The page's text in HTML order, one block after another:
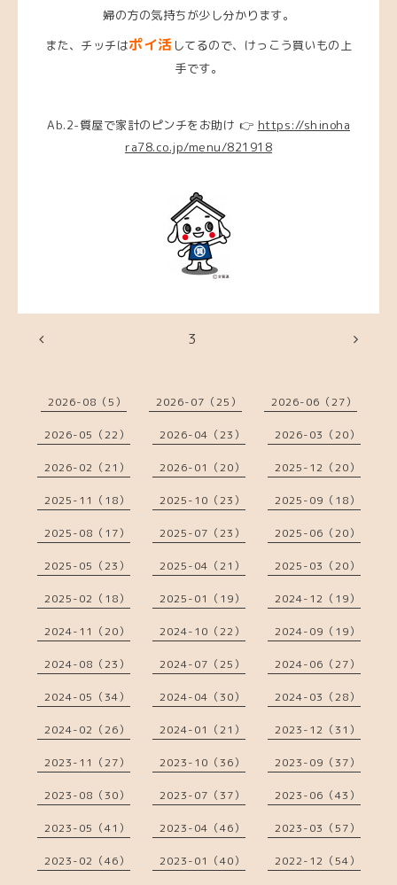
婦の方の気持ちが少し分かります。
また、チッチはポイ活 してるので、けっこう買いもの上
手です。
Ab.2-質屋で家計のピンチをお助け 👉 https://shinoha
ra78.co.jp/menu/821918
3
2026-08（5） 2026-07（25） 2026-06（27）
2026-05（22） 2026-04（23） 2026-03（20）
2026-02（21） 2026-01（20） 2025-12（20）
2025-11（18） 2025-10（23） 2025-09（18）
2025-08（17） 2025-07（23） 2025-06（20）
2025-05（23） 2025-04（21） 2025-03（20）
2025-02（18） 2025-01（19） 2024-12（19）
2024-11（20） 2024-10（22） 2024-09（19）
2024-08（23） 2024-07（25） 2024-06（27）
2024-05（34） 2024-04（30） 2024-03（28）
2024-02（26） 2024-01（21） 2023-12（31）
2023-11（27） 2023-10（36） 2023-09（37）
2023-08（30） 2023-07（37） 2023-06（43）
2023-05（41） 2023-04（46） 2023-03（57）
2023-02（46） 2023-01（40） 2022-12（54）